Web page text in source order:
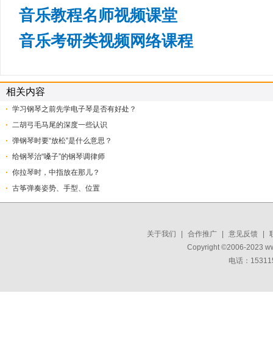
音乐教程名师视频课堂
音乐考研类视频网络课程
相关内容
学习钢琴之前先学电子琴是否有好处？
二胡弓毛马尾的深度一些认识
弹钢琴时要“放松”是什么意思？
给钢琴治“嗓子”的钢琴调律师
你拉琴时，中指放在那儿？
古筝弹奏姿势、手型、位置
关于我们 合作推广 意见反馈
Copyright ©2006-2023
电话：